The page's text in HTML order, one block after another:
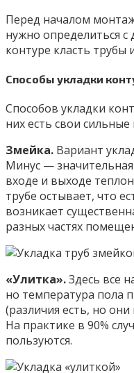
Перед началом
нужно определиться
контуре класть трубы
Способы укладки
Способов укладки
них есть свои
Змейка. Вариант
Минус —
входе и выходе
трубе остывает, что
возникает
разных частях
«Улитка».Здесь все
но температура пола
(различия есть, но
На практике в 90%
пользуются.